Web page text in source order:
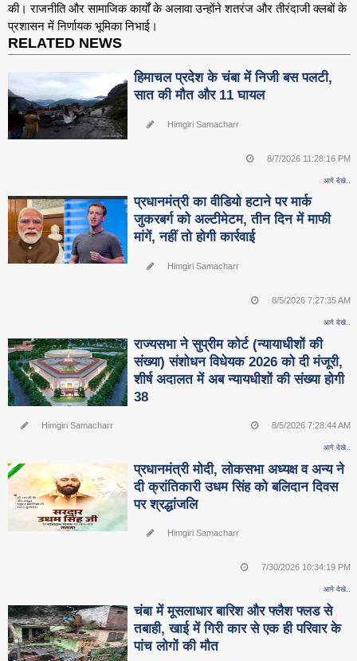
की। राजनीति और सामाजिक कार्यों के अलावा उन्होंने शतरंज और तीरंदाजी क्लबों के
प्रशासन में निर्णायक भूमिका निभाई।
RELATED NEWS
हिमाचल प्रदेश के चंबा में निजी बस पलटी,
सात की मौत और 11 घायल
Himgiri Samacharr
8/7/2026 11:28:16 PM
आगे देखे..
प्रधानमंत्री का वीडियो हटाने पर मार्क
जुकरबर्ग को अल्टीमेटम, तीन दिन में माफी
मांगें, नहीं तो होगी कार्रवाई
Himgiri Samacharr
8/5/2026 7:27:35 AM
आगे देखे..
राज्यसभा ने सुप्रीम कोर्ट (न्यायाधीशों की
संख्या) संशोधन विधेयक 2026 को दी मंजूरी,
शीर्ष अदालत में अब न्यायधीशों की संख्या होगी
38
Himgiri Samacharr 8/5/2026 7:28:44 AM
आगे देखे..
प्रधानमंत्री मोदी, लोकसभा अध्यक्ष व अन्य ने
दी क्रांतिकारी उधम सिंह को बलिदान दिवस
पर श्रद्धांजलि
Himgiri Samacharr
7/30/2026 10:34:19 PM
आगे देखे..
चंबा में मूसलाधार बारिश और फ्लैश फ्लड से
तबाही, खाई में गिरी कार से एक ही परिवार के
पांच लोगों की मौत